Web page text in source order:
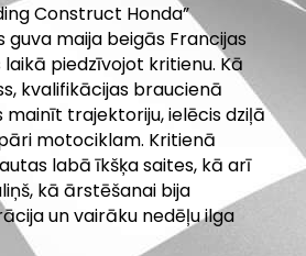
Construct Honda”
maija beigās Francijas
laikā piedzīvojot kritienu. Kā
kvalifikācijas braucienā
trajektoriju, ielēcis dziļā
motociklam. Kritienā
labā īkšķa saites, kā arī
kā ārstēšanai bija
un vairāku nedēļu ilga